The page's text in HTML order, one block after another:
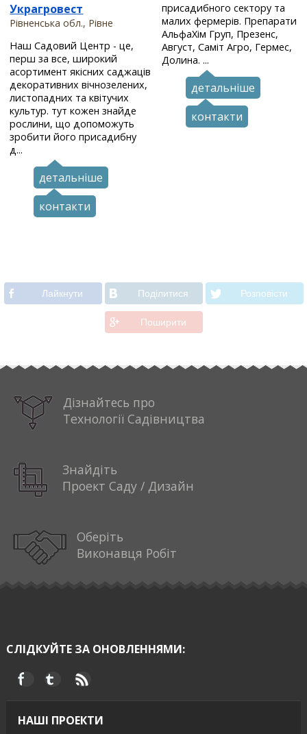
Украгровест
Рівненська обл., Рівне
Наш Садовий Центр - це,
перш за все, широкий
асортимент якісних саджаців
декоративних вічнозелених,
листопадних та квітучих
культур. тут кожен знайде
рослини, що допоможуть
зробити його присадибну
д...
детальніше
контакти
присадибного сектору та
малих фермерів. Препарати
АльфаХім Груп, Презенс,
Август, Саміт Агро, Гермес,
Долина. ...
детальніше
контакти
Лайкнути Подiлитися Розповiсти
Поширити
Дізнайтесь про
Технології Садівництва
Знайдіть
Проект Саду / Дизайн
Оберіть
Виконавця Робіт
СЛІДКУЙТЕ ЗА ОНОВЛЕННЯМИ:
НАШІ ПРОЕКТИ